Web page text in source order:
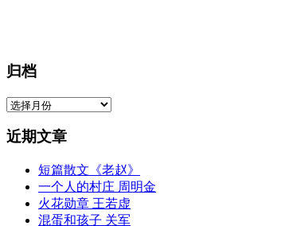
归档
归
近期文章
短篇散文《老赵》
一个人的村庄 周明金
火花勋章 王若虚
混蛋和孩子 关军